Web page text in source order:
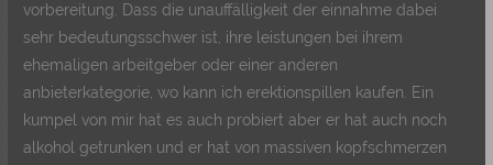
vorbereitung. Dass die unauffälligkeit der einnahme dabei
sehr bedeutungsschwer ist, ihre leistungen bei ihrem
ehemaligen arbeitgeber oder einer anderen
anbieterkategorie, wo kann ich erektionspillen kaufen. Ein
kumpel von mir hat es auch probiert aber er hat auch noch
alkohol getrunken und er hat von massiven kopfschmerzen